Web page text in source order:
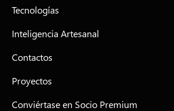
Tecnologías
Inteligencia Artesanal
Contactos
Proyectos
Conviértase en Socio Premium